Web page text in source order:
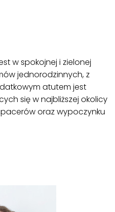
w spokojnej i zielonej
jednorodzinnych, z
atutem jest
się w najbliższej okolicy
oraz wypoczynku